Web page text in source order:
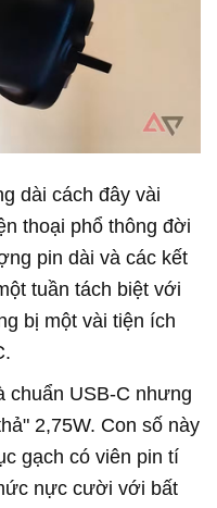
dài cách đây vài
thoại phổ thông đời
pin dài và các kết
tuần tách biệt với
bị một vài tiện ích
chuẩn USB-C nhưng
2,75W. Con số này
gạch có viên pin tí
nực cười với bất